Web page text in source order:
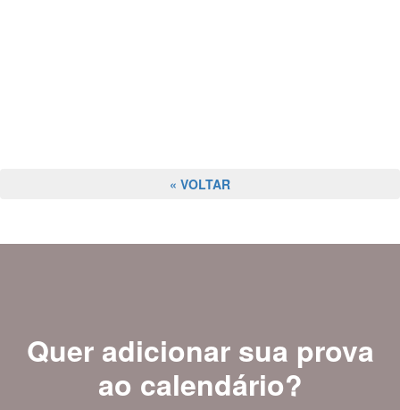
« VOLTAR
Quer adicionar sua prova
ao calendário?